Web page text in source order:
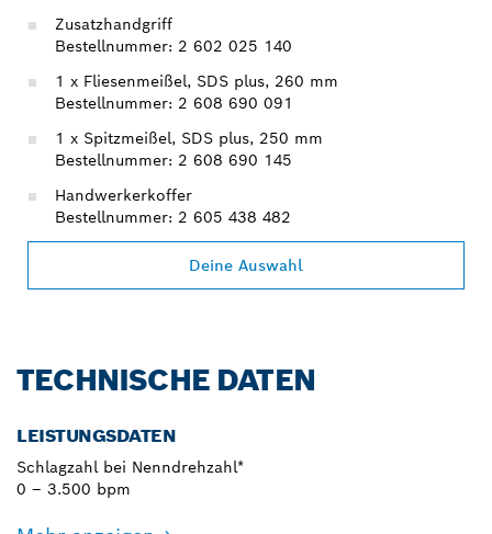
Zusatzhandgriff
Bestellnummer: 2 602 025 140
1 x Fliesenmeißel, SDS plus, 260 mm
Bestellnummer: 2 608 690 091
1 x Spitzmeißel, SDS plus, 250 mm
Bestellnummer: 2 608 690 145
Handwerkerkoffer
Bestellnummer: 2 605 438 482
Deine Auswahl
TECHNISCHE DATEN
LEISTUNGSDATEN
Schlagzahl bei Nenndrehzahl*
0 – 3.500 bpm